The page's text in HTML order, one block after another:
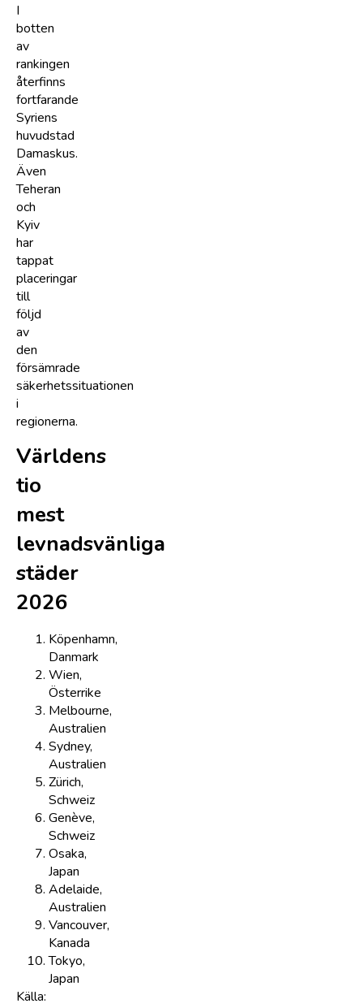
I
botten
av
rankingen
återfinns
fortfarande
Syriens
huvudstad
Damaskus.
Även
Teheran
och
Kyiv
har
tappat
placeringar
till
följd
av
den
försämrade
säkerhetssituationen
i
regionerna.
Världens
tio
mest
levnadsvänliga
städer
2026
Köpenhamn,
Danmark
Wien,
Österrike
Melbourne,
Australien
Sydney,
Australien
Zürich,
Schweiz
Genève,
Schweiz
Osaka,
Japan
Adelaide,
Australien
Vancouver,
Kanada
Tokyo,
Japan
Källa: